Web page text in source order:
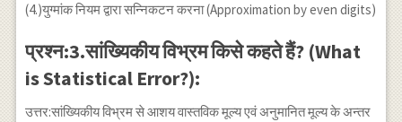
(4.)युग्मांक नियम द्वारा सन्निकटन करना (Approximation by even digits)
प्रश्न:3.सांख्यिकीय विभ्रम किसे कहते हैं? (What
is Statistical Error?):
उत्तर:सांख्यिकीय विभ्रम से आशय वास्तविक मूल्य एवं अनुमानित मूल्य के अन्तर